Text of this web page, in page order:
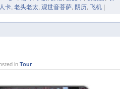
卡, 老头老太, 观世音菩萨, 阴历, 飞机 |
in Tour